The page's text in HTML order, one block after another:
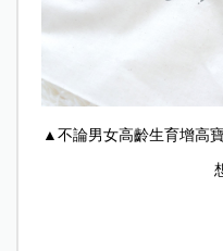
▲不論男女高齡生育增高